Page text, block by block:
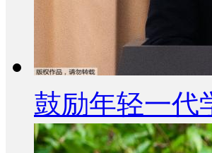
鼓励年轻一代